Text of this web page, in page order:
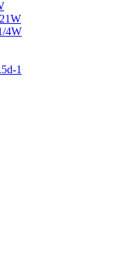
4W
1